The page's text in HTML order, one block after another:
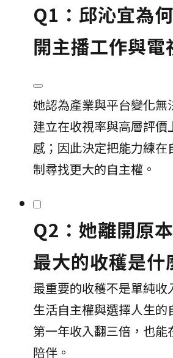
Q1：邱沁宜為
開主播工作與電
她認為產業與平台變化無
建立在收視率與高層評價
感；因此決定把能力練在
制尋找更大的自主權。
Q2：她離開原
最大的收穫是什
最重要的收穫不是單純收
生活自主權與選擇人生的
第一年收入翻三倍，也能
陪伴。